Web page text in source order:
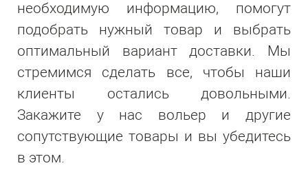
необходимую информацию, помогут
подобрать нужный товар и выбрать
оптимальный вариант доставки. Мы
стремимся сделать все, чтобы наши
клиенты остались довольными.
Закажите у нас вольер и другие
сопутствующие товары и вы убедитесь
в этом.